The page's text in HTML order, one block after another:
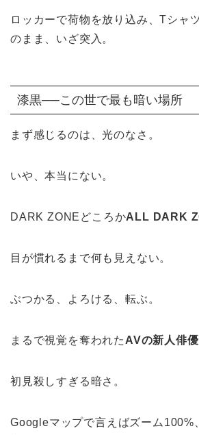
ロッカーで荷物を放り込み、Tシャ
のまま、いざ突入。
漆黒──この世で最も暗い場所
まず感じるのは、光のなさ。
いや、本当にない。
DARK ZONEどころかALL DARK
目が慣れるまで何も見えない。
ぶつかる、よろける、転ぶ。
まるで視覚を奪われた AVの新人俳優
初見殺しすぎる暗さ。
Googleマップで言えばズーム100%